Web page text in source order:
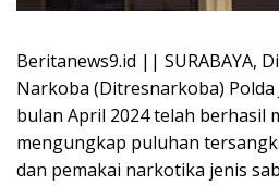
Beritanews9.id || SURABAYA,
Narkoba (Ditresnarkoba) Polda
bulan April 2024 telah berhasil
mengungkap puluhan
dan pemakai narkotika jenis